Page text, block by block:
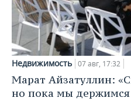
Недвижимость 07 авг, 17:32
Марат Айзатуллин:
но пока мы держимся